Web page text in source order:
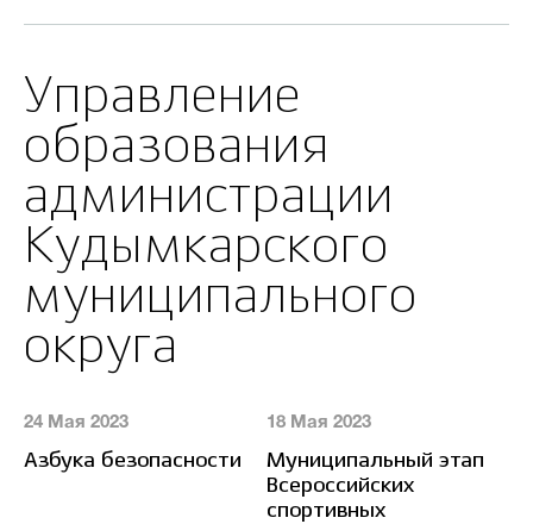
Управление
образования
администрации
Кудымкарского
муниципального
округа
24 Мая 2023
Азбука безопасности
18 Мая 2023
Муниципальный этап
Всероссийских
спортивных